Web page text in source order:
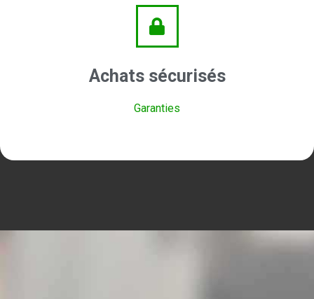
Achats sécurisés
Garanties